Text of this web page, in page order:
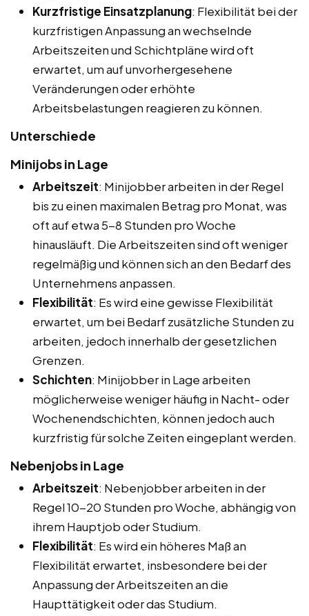
Kurzfristige Einsatzplanung: Flexibilität bei der
kurzfristigen Anpassung an wechselnde
Arbeitszeiten und Schichtpläne wird oft
erwartet, um auf unvorhergesehene
Veränderungen oder erhöhte
Arbeitsbelastungen reagieren zu können.
Unterschiede
Minijobs in Lage
Arbeitszeit: Minijobber arbeiten in der Regel
bis zu einen maximalen Betrag pro Monat, was
oft auf etwa 5-8 Stunden pro Woche
hinausläuft. Die Arbeitszeiten sind oft weniger
regelmäßig und können sich an den Bedarf des
Unternehmens anpassen.
Flexibilität: Es wird eine gewisse Flexibilität
erwartet, um bei Bedarf zusätzliche Stunden zu
arbeiten, jedoch innerhalb der gesetzlichen
Grenzen.
Schichten: Minijobber in Lage arbeiten
möglicherweise weniger häufig in Nacht- oder
Wochenendschichten, können jedoch auch
kurzfristig für solche Zeiten eingeplant werden.
Nebenjobs in Lage
Arbeitszeit: Nebenjobber arbeiten in der
Regel 10-20 Stunden pro Woche, abhängig von
ihrem Hauptjob oder Studium.
Flexibilität: Es wird ein höheres Maß an
Flexibilität erwartet, insbesondere bei der
Anpassung der Arbeitszeiten an die
Haupttätigkeit oder das Studium.